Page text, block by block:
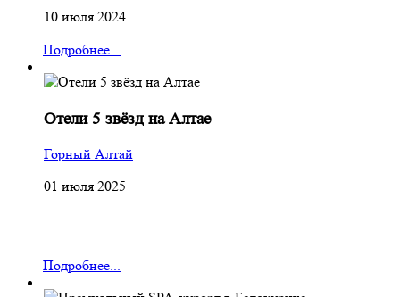
10 июля 2024
Подробнее...
Отели 5 звёзд на Алтае
Горный Алтай
01 июля 2025
Подробнее...